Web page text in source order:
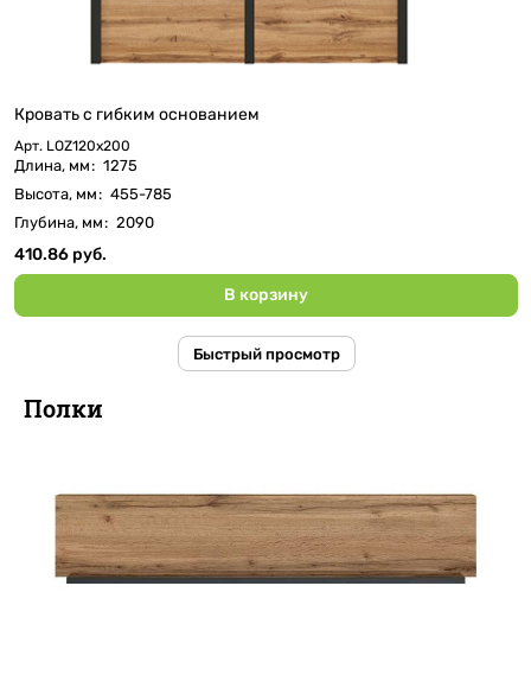
Кровать c гибким основанием
Арт. LOZ120х200
Длина, мм: 1275
Высота, мм: 455-785
Глубина, мм: 2090
410.86 руб.
В корзину
Быстрый просмотр
Полки